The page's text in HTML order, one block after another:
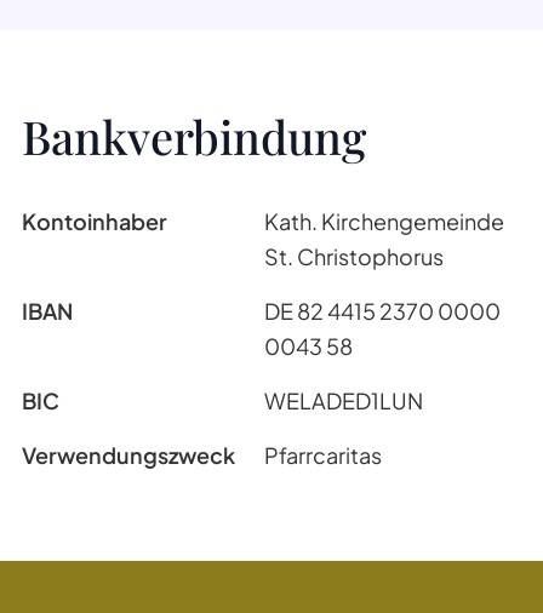
Bankverbindung
Kontoinhaber
Kath. Kirchengemeinde
St. Christophorus
IBAN
DE 82 4415 2370 0000
0043 58
BIC
WELADED1LUN
Verwendungszweck
Pfarrcaritas